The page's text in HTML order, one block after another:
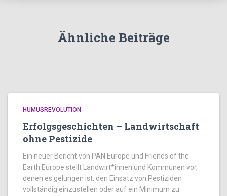
Ähnliche Beiträge
HUMUSREVOLUTION
Erfolgsgeschichten – Landwirtschaft
ohne Pestizide
Ein neuer Bericht von PAN Europe und Friends of the
Earth Europe stellt Landwirt*innen und Kommunen vor,
denen es gelungen ist, den Einsatz von Pestiziden
vollständig einzustellen oder auf ein Minimum zu